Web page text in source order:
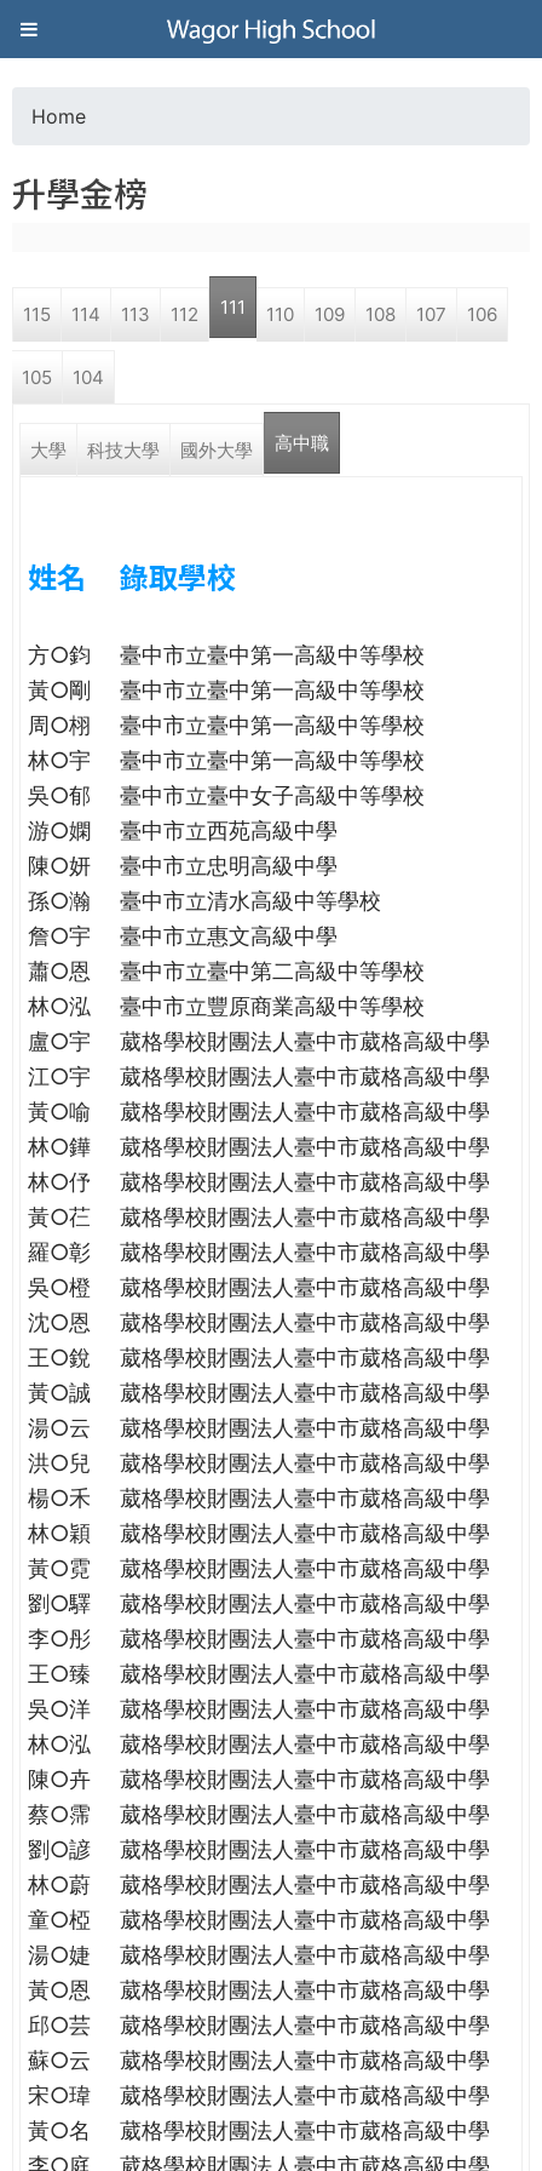
Jump to navigation
葳
格
高
學
民。
WAGOR
TODAY
THE
WORLD
TOMORROW
PUTTING
YOU
THE
PATH
GLOBAL
CITIZENSHIP
o
a
r
e
e
e
Home
升學金榜
115 114 113 112 111 110 109 108 107 106
105 104
大學 科技大學 國外大學 高中職
姓名 錄取學校
方○鈞
臺中市立臺中第一高級中等學校
黃○剛
臺中市立臺中第一高級中等學校
周○栩
臺中市立臺中第一高級中等學校
林○宇
臺中市立臺中第一高級中等學校
吳○郁
臺中市立臺中女子高級中等學校
游○嫻
臺中市立西苑高級中學
陳○妍
臺中市立忠明高級中學
孫○瀚
臺中市立清水高級中等學校
詹○宇
臺中市立惠文高級中學
蕭○恩
臺中市立臺中第二高級中等學校
林○泓
臺中市立豐原商業高級中等學校
盧○宇
葳格學校財團法人臺中市葳格高級中學
江○宇
葳格學校財團法人臺中市葳格高級中學
黃○喻
葳格學校財團法人臺中市葳格高級中學
林○鏵
葳格學校財團法人臺中市葳格高級中學
林○伃
葳格學校財團法人臺中市葳格高級中學
黃○芢
葳格學校財團法人臺中市葳格高級中學
羅○彰
葳格學校財團法人臺中市葳格高級中學
吳○橙
葳格學校財團法人臺中市葳格高級中學
沈○恩
葳格學校財團法人臺中市葳格高級中學
王○銳
葳格學校財團法人臺中市葳格高級中學
黃○誠
葳格學校財團法人臺中市葳格高級中學
湯○云
葳格學校財團法人臺中市葳格高級中學
洪○兒
葳格學校財團法人臺中市葳格高級中學
楊○禾
葳格學校財團法人臺中市葳格高級中學
林○穎
葳格學校財團法人臺中市葳格高級中學
黃○霓
葳格學校財團法人臺中市葳格高級中學
劉○驛
葳格學校財團法人臺中市葳格高級中學
李○彤
葳格學校財團法人臺中市葳格高級中學
王○臻
葳格學校財團法人臺中市葳格高級中學
吳○洋
葳格學校財團法人臺中市葳格高級中學
林○泓
葳格學校財團法人臺中市葳格高級中學
陳○卉
葳格學校財團法人臺中市葳格高級中學
蔡○霈
葳格學校財團法人臺中市葳格高級中學
劉○諺
葳格學校財團法人臺中市葳格高級中學
林○蔚
葳格學校財團法人臺中市葳格高級中學
童○椏
葳格學校財團法人臺中市葳格高級中學
湯○婕
葳格學校財團法人臺中市葳格高級中學
黃○恩
葳格學校財團法人臺中市葳格高級中學
邱○芸
葳格學校財團法人臺中市葳格高級中學
蘇○云
葳格學校財團法人臺中市葳格高級中學
宋○瑋
葳格學校財團法人臺中市葳格高級中學
黃○名
葳格學校財團法人臺中市葳格高級中學
李○庭
葳格學校財團法人臺中市葳格高級中學